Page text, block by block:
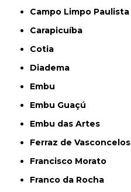
Campo Limpo Paulista
Carapicuíba
Cotia
Diadema
Embu
Embu Guaçú
Embu das Artes
Ferraz de Vasconcelos
Francisco Morato
Franco da Rocha